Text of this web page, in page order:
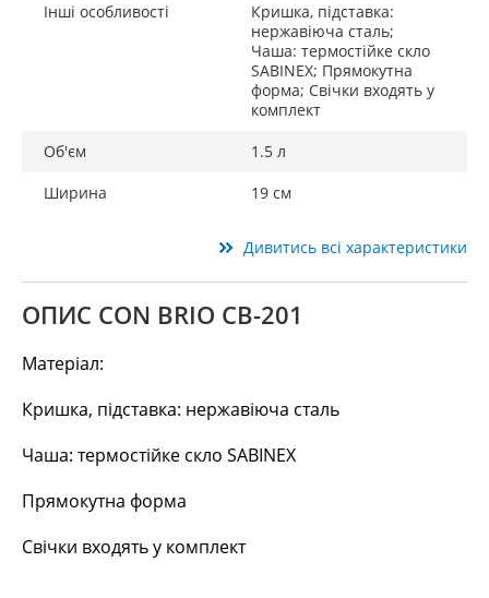
Інші особливості
Кришка, підставка:
нержавіюча сталь;
Чаша: термостійке скло
SABINEX; Прямокутна
форма; Свічки входять у
комплект
Об'єм
1.5 л
Ширина
19 см
Дивитись всі характеристики
ОПИС CON BRIO СВ-201
Матеріал:
Кришка, підставка: нержавіюча сталь
Чаша: термостійке скло SABINEX
Прямокутна форма
Свічки входять у комплект